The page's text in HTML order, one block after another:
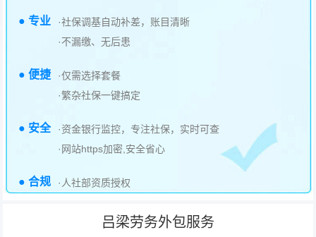
● 专业
·社保调基自动补差，账目清晰
·不漏缴、无后患
● 便捷
·仅需选择套餐
·繁杂社保一键搞定
● 安全
·资金银行监控，专注社保，实时可查
·网站https加密,安全省心
● 合规 ·人社部资质授权
吕梁劳务外包服务